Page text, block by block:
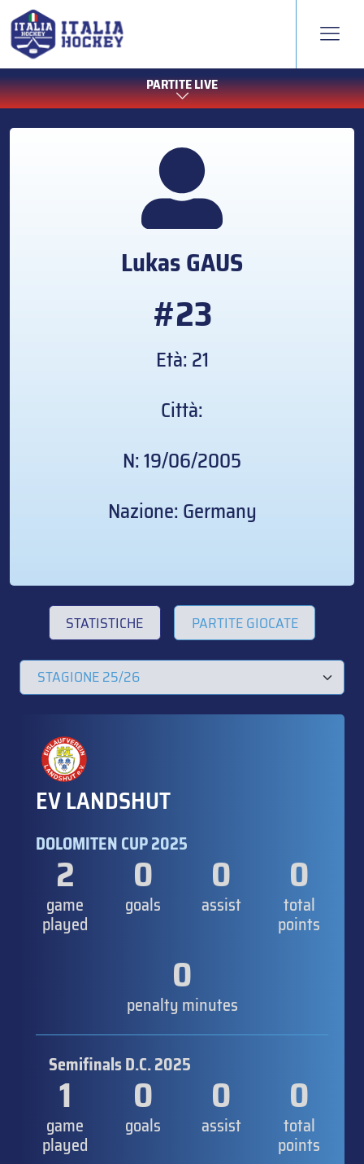
PARTITE LIVE
LukasGAUS
#23
Età: 21
Città:
N: 19/06/2005
Nazione: Germany
STATISTICHE PARTITE GIOCATE
EV LANDSHUT
DOLOMITEN CUP 2025
2
game
played
0
goals
0
assist
0
total
points
0
penalty minutes
Semifinals D.C. 2025
1
game
played
0
goals
0
assist
0
total
points